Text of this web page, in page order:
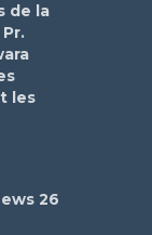
de la
Pr.
les
26